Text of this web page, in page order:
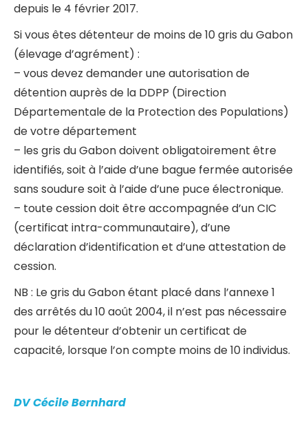
depuis le 4 février 2017.
Si vous êtes détenteur de moins de 10 gris du Gabon
(élevage d’agrément) :
– vous devez demander une autorisation de
détention auprès de la DDPP (Direction
Départementale de la Protection des Populations)
de votre département
– les gris du Gabon doivent obligatoirement être
identifiés, soit à l’aide d’une bague fermée autorisée
sans soudure soit à l’aide d’une puce électronique.
– toute cession doit être accompagnée d’un CIC
(certificat intra-communautaire), d’une
déclaration d’identification et d’une attestation de
cession.
NB : Le gris du Gabon étant placé dans l’annexe 1
des arrêtés du 10 août 2004, il n’est pas nécessaire
pour le détenteur d’obtenir un certificat de
capacité, lorsque l’on compte moins de 10 individus.
DV Cécile Bernhard